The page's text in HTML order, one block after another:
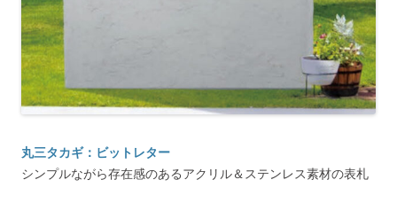
丸三タカギ：ビットレター
シンプルながら存在感のあるアクリル＆ステンレス素材の表札